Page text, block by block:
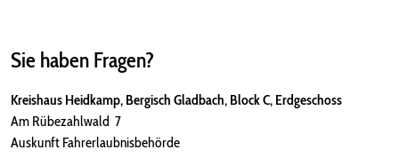
Sie haben Fragen?
Kreishaus Heidkamp, Bergisch Gladbach, Block C, Erdgeschoss
Am Rübezahlwald 7
Auskunft Fahrerlaubnisbehörde